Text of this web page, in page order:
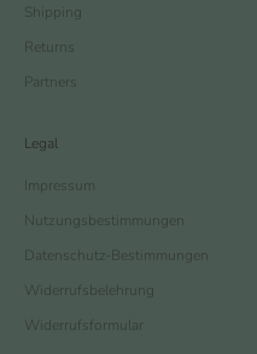
Shipping
Returns
Partners
Legal
Impressum
Nutzungsbestimmungen
Datenschutz-Bestimmungen
Widerrufsbelehrung
Widerrufsformular